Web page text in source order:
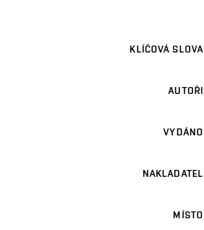
KLÍČOVÁ SLOVA
AUTOŘI
VYDÁNO
NAKLADATEL
MÍSTO